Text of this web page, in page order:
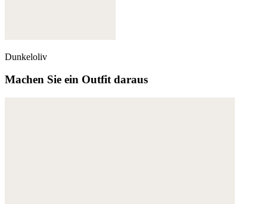
Dunkeloliv
Machen Sie ein Outfit daraus